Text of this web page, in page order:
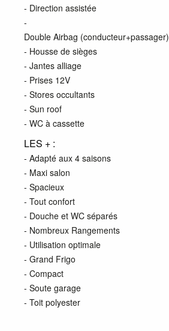
- Direction assistée
-
Double Airbag (conducteur+passager)
- Housse de sièges
- Jantes alliage
- Prises 12V
- Stores occultants
- Sun roof
- WC à cassette
LES + :
- Adapté aux 4 saisons
- Maxi salon
- Spacieux
- Tout confort
- Douche et WC séparés
- Nombreux Rangements
- Utilisation optimale
- Grand Frigo
- Compact
- Soute garage
- Toit polyester